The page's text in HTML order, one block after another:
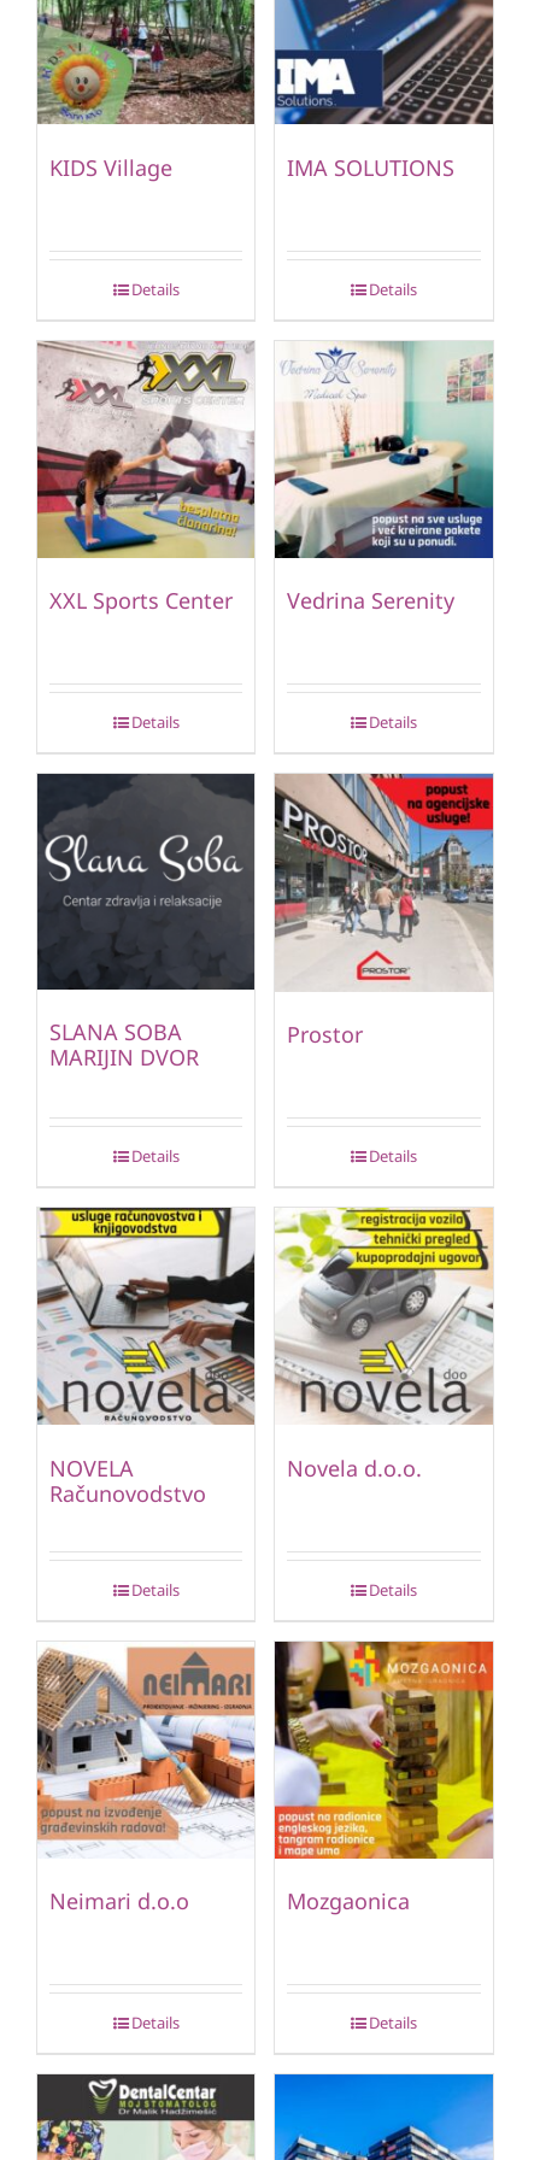
KIDS Village
Details
IMA SOLUTIONS
Details
XXL Sports Center
Details
Vedrina Serenity
Details
SLANA SOBA
MARIJIN DVOR
Details
Prostor
Details
NOVELA
Računovodstvo
Details
Novela d.o.o.
Details
Neimari d.o.o
Details
Mozgaonica
Details